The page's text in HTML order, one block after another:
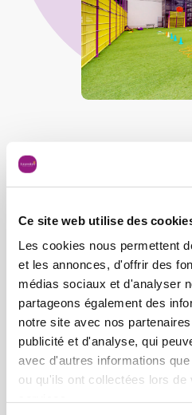
Ce site web utilise des
Les cookies nous permettent
et les annonces, d'offrir des
médias sociaux et d'analyser
partageons également des
notre site avec nos
publicité et d'analyse, qui
avec d'autres informations
ou qu'ils ont collectées lors de
Unsere
Um die Kinder in ihrer
unterstützen, besuchen wir
Bibliothek in Wiltz. Hier werden
Lesungen in verschiedenen
leihen uns auch Bücher aus,
Butzemillen zu entdecken.